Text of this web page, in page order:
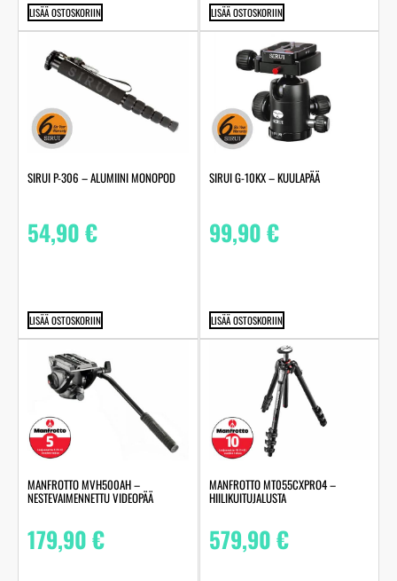
LISÄÄ OSTOSKORIIN LISÄÄ OSTOSKORIIN
SIRUI P-306 – ALUMIINI MONOPOD
54,90€
LISÄÄ OSTOSKORIIN
SIRUI G-10KX – KUULAPÄÄ
99,90€
LISÄÄ OSTOSKORIIN
MANFROTTO MVH500AH –
NESTEVAIMENNETTU VIDEOPÄÄ
179,90€
MANFROTTO MT055CXPRO4 –
HIILIKUITUJALUSTA
579,90€